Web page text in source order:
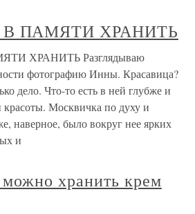
ПАМЯТИ ХРАНИТЬ
ХРАНИТЬ Разглядываю
фотографию Инны. Красавица?
дело. Что-то есть в ней глубже и
Москвичка по духу и
наверное, было вокруг нее ярких
и
хранить крем